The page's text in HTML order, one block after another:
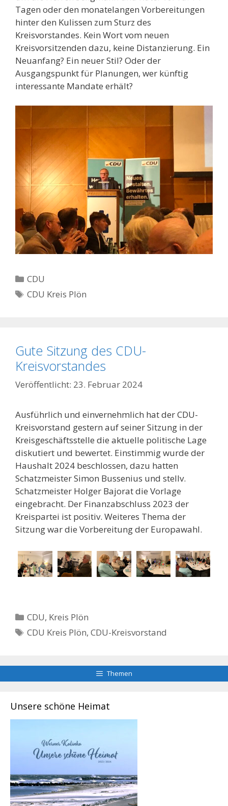
Tagen oder den monatelangen Vorbereitungen
hinter den Kulissen zum Sturz des
Kreisvorstandes. Kein Wort vom neuen
Kreisvorsitzenden dazu, keine Distanzierung. Ein
Neuanfang? Ein neuer Stil? Oder der
Ausgangspunkt für Planungen, wer künftig
interessante Mandate erhält?
Kategorien
CDU
Schlagwörter
CDU Kreis Plön
Gute Sitzung des CDU-
Kreisvorstandes
23. Februar 2024
Ausführlich und einvernehmlich hat der CDU-
Kreisvorstand gestern auf seiner Sitzung in der
Kreisgeschäftsstelle die aktuelle politische Lage
diskutiert und bewertet. Einstimmig wurde der
Haushalt 2024 beschlossen, dazu hatten
Schatzmeister Simon Bussenius und stellv.
Schatzmeister Holger Bajorat die Vorlage
eingebracht. Der Finanzabschluss 2023 der
Kreispartei ist positiv. Weiteres Thema der
Sitzung war die Vorbereitung der Europawahl.
Kategorien
CDU, Kreis Plön
Schlagwörter
CDU Kreis Plön,CDU-Kreisvorstand
Themen
Unsere schöne Heimat